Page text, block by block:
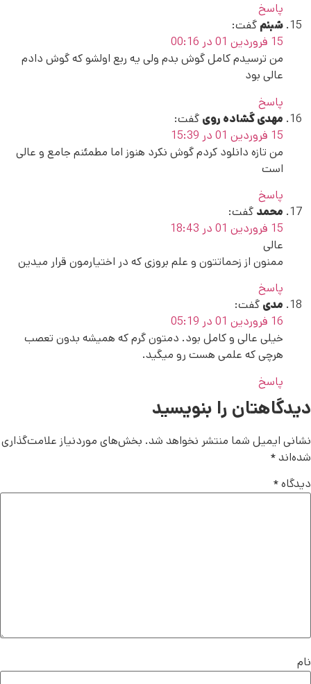
پاسخ
شبنم گفت:
15 فروردین 01 در 00:16
من ترسیدم کامل گوش بدم ولی یه ربع اولشو که گوش دادم
عالی بود
پاسخ
مهدی گشاده روی گفت:
15 فروردین 01 در 15:39
من تازه دانلود کردم گوش نکرد هنوز اما مطمئنم جامع و عالی
است
پاسخ
محمد گفت:
15 فروردین 01 در 18:43
عالی
ممنون از زحماتتون و علم بروزی که در اختیارمون قرار میدین
پاسخ
مدی گفت:
16 فروردین 01 در 05:19
خیلی عالی و کامل بود. دمتون گرم که همیشه بدون تعصب
هرچی که علمی هست رو میگید.
پاسخ
دیدگاهتان را بنویسید
نشانی ایمیل شما منتشر نخواهد شد. بخش‌های موردنیاز علامت‌گذاری
شده‌اند*
دیدگاه*
نام